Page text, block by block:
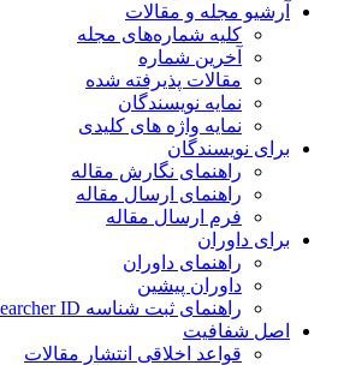
مجله و مقالات
کلیه شماره‌های مجله
آخرین شماره
مقالات پذیرفته شده
نمایه نویسندگان
نمایه واژه های کلیدی
نویسندگان
راهنمای نگارش مقاله
راهنمای ارسال مقاله
فرم ارسال مقاله
داوران
راهنمای داوران
داوران پیشین
راهنمای ثبت شناسه Researcher ID و ثبت داوری
شفافیت
قواعد اخلاقی انتشار مقالات